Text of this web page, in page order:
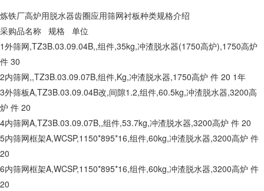
炼铁厂高炉用脱水器齿圈应用筛网衬板种类规格介绍
采购品名称 规格 单位
1外筛网,TZ3B.03.09.04B,,组件,35kg,冲渣脱水器(1750高炉),1750高炉
件 30
2内筛网,,TZ3B.03.09.07B,组件,Kg,冲渣脱水器,1750高炉 件 20 1年
3外筛板A,TZ3B.03.09.04B改,间隙1.2,组件,60.5kg,冲渣脱水器,3200高
炉 件 20
4内筛网A,TZ3B.03.09.07B,,组件,53.7kg,冲渣脱水器,3200高炉 件 20
5内筛网框架A,WCSP,1150*895*16,组件,60kg,冲渣脱水器,3200高炉 件
20
6内筛网框架A,WCSP,1150*895*16,组件,60kg,冲渣脱水器,3200高炉 件
20